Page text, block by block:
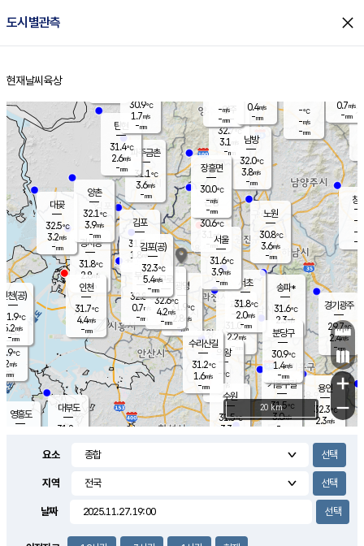
도시별관측 close
홈
현재날씨 육상
의도
℃
m/s
mm
영흥도
양주
32.7℃
3.1
-mm
과천
31.0℃
2.2m/s
- mm
용인
32.3℃
2.3m/s
경기광주
29.7℃
2.4m/s
-mm
3.2m/s
대부도
31.8
경서동
31.8℃
2.8 m/s
-mm
파주금촌
31.1℃
3.6m/s
-mm
-℃
-m/s
-mm
대곶
32.5℃
3.2m/s
-mm
창
-
-m/
-
탄현
31.4℃
2.6m/s
-mm
0.7m/s
-mm
의왕
- ℃
m/s
mm
김포
31.5℃
1.8 m/s
mm
광명
31.9 ℃
2.8 m/s
-mm
부천
32.8℃
0.7m/s
-mm
양촌
32.1℃
3.9m/s
-mm
구로
32.6℃
4.2m/s
-mm
은평
30.6℃
3.1 m/s
- mm
노원
30.8℃
3.6m/s
-mm
송파*
31.6℃
2.3m/s
-mm
서초
31.8℃
2.0m/s
-mm
남방
32.0℃
3.8m/s
-mm
기흥구갈
31.5℃
3.0m/s
-
수리산길
31.2℃
1.6m/s
-mm
분당구
30.9℃
1.4m/s
-mm
장흥면
30.0℃
-m/s
-mm
-m/s
-mm
인천(공)
31.9℃
5.2m/s
-mm
김포(공)
32.3℃
5.4m/s
-mm
수원
31.5℃
3.3 m/s
인천
31.7℃
4.4m/s
-mm
서울
31.6℃
3.9m/s
-mm
30.9℃
1.7m/s
-mm
0.4m/s
-mm
+
−
20 km
요소
지역
날짜